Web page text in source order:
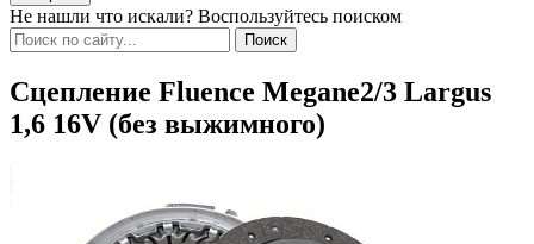
Не нашли что искали? Воспользуйтесь поиском
Сцепление Fluence Megane2/3 Largus
1,6 16V (без выжимного)